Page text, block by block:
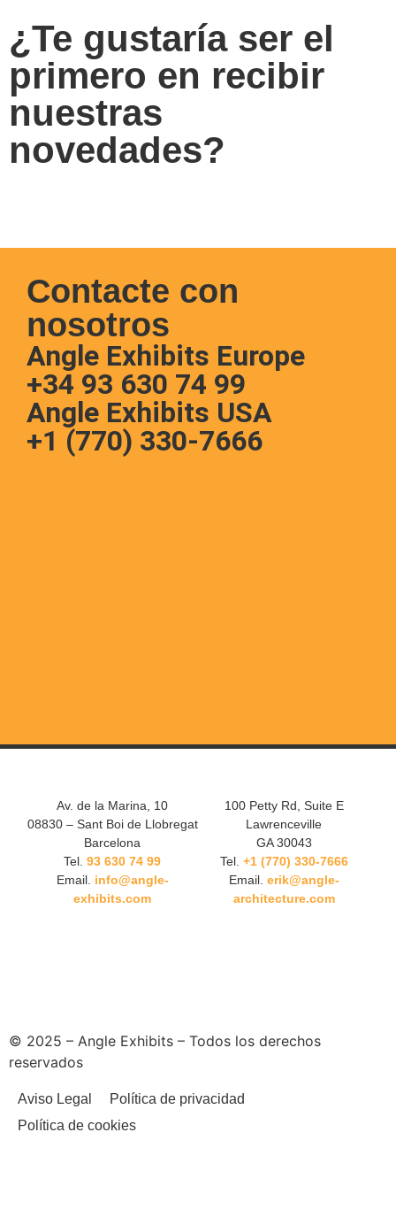
¿Te gustaría ser el
primero en recibir
nuestras
novedades?
Contacte con
nosotros
Angle Exhibits Europe
+34 93 630 74 99
Angle Exhibits USA
+1 (770) 330-7666
Av. de la Marina, 10
08830 – Sant Boi de Llobregat
Barcelona
Tel. 93 630 74 99
Email. info@angle-
exhibits.com
100 Petty Rd, Suite E
Lawrenceville
GA 30043
Tel. +1 (770) 330-7666
Email. erik@angle-
architecture.com
© 2025 – Angle Exhibits – Todos los derechos
reservados
Aviso Legal
Política de privacidad
Política de cookies